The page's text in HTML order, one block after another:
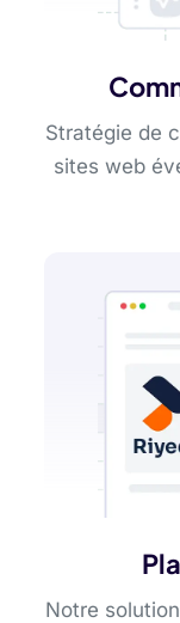
Stratégie de
sites web
Notre